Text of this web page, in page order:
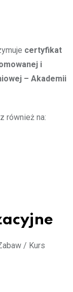
certyfikat
i
– Akademii
również na:
/ Kurs